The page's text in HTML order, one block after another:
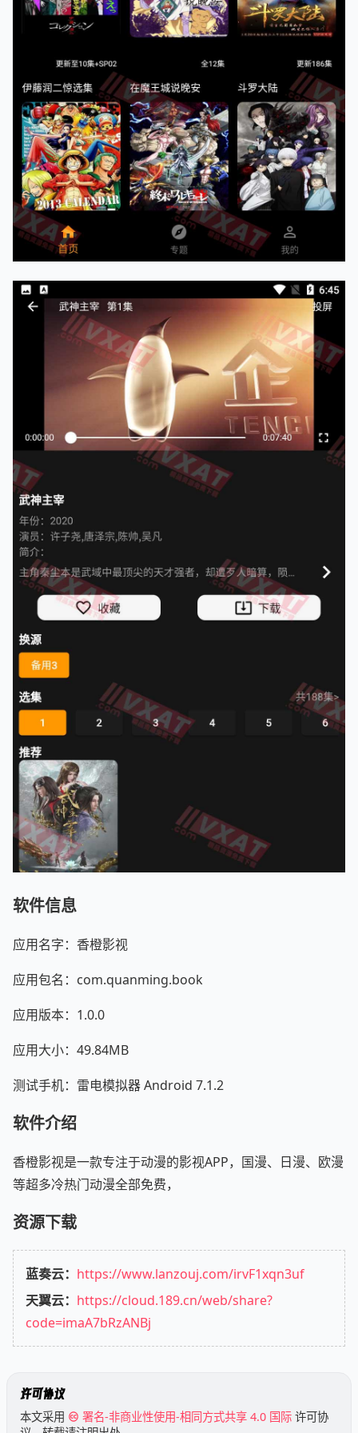
软件信息
应用名字：香橙影视
应用包名：com.quanming.book
应用版本：1.0.0
应用大小：49.84MB
测试手机：雷电模拟器 Android 7.1.2
软件介绍
香橙影视是一款专注于动漫的影视APP，国漫、日漫、欧漫
等超多冷热门动漫全部免费，
资源下载
蓝奏云： https://www.lanzouj.com/irvF1xqn3uf
天翼云： https://cloud.189.cn/web/share?
code=imaA7bRzANBj
许可协议
本文采用 署名-非商业性使用-相同方式共享 4.0 国际 许可协